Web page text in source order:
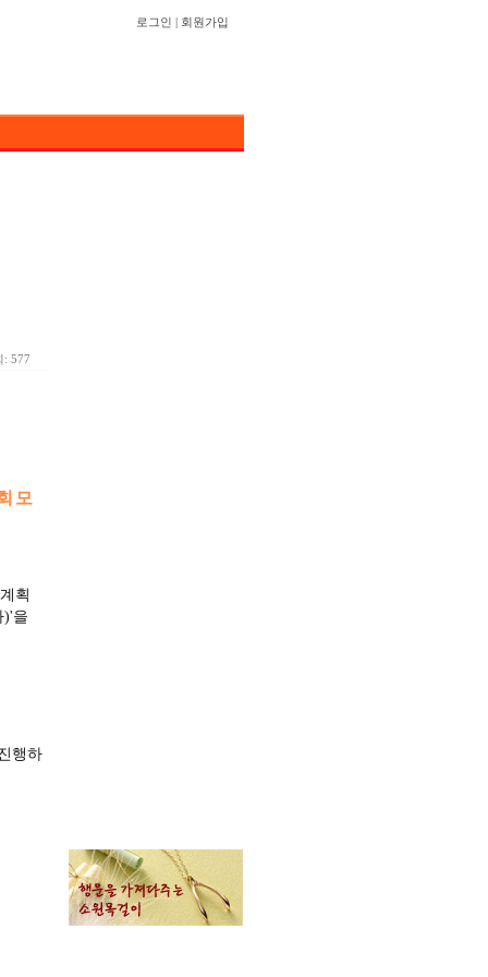
로그인 회원가입
: 577
모
획
)'을
행하